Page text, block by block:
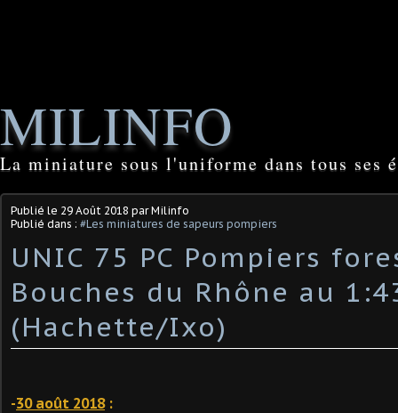
MILINFO
La miniature sous l'uniforme dans tous ses
Publié le 29 Août 2018 par Milinfo
Publié dans : #Les miniatures de sapeurs pompiers
UNIC 75 PC Pompiers
Bouches du Rhône au
(Hachette/Ixo)
-30 août 2018: